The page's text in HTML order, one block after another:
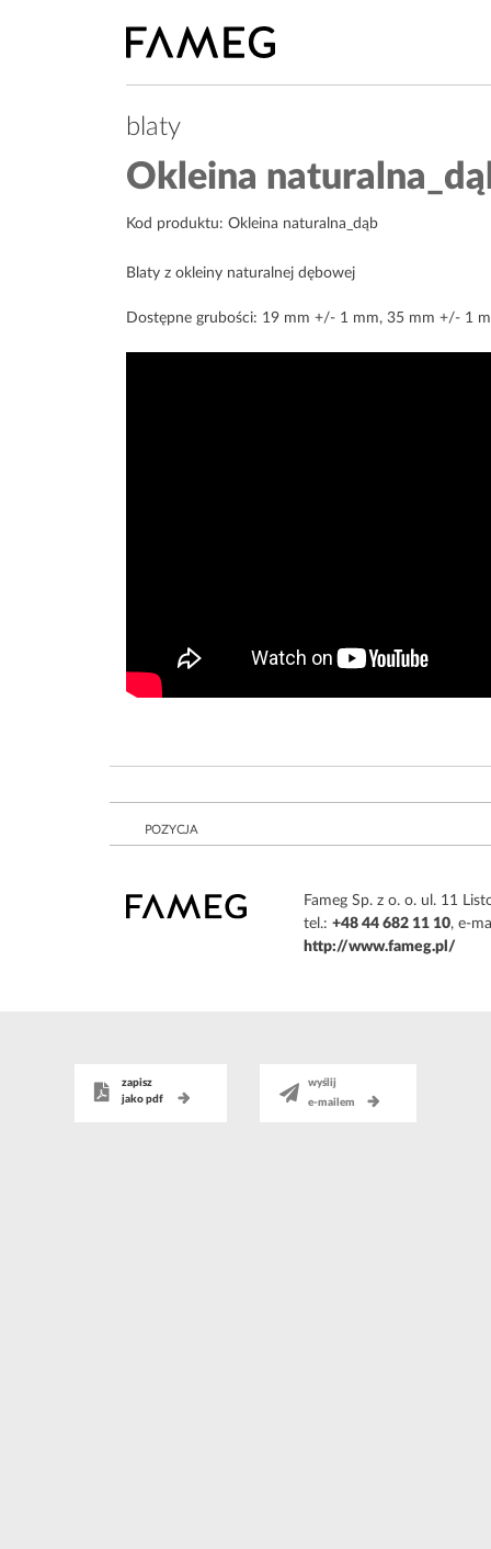
blaty
Okleina
Kod produktu: Okleina naturalna_dąb
Blaty z okleiny naturalnej dębowej
Dostępne grubości: 19 mm +/- 1 mm, 35 mm +/- 1
POZYCJA
Fameg Sp. z o. o. ul. 11
tel.: +48 44 682 11 10, e-
http://www.fameg.pl/
zapisz
jako pdf
wyślij
e-mailem